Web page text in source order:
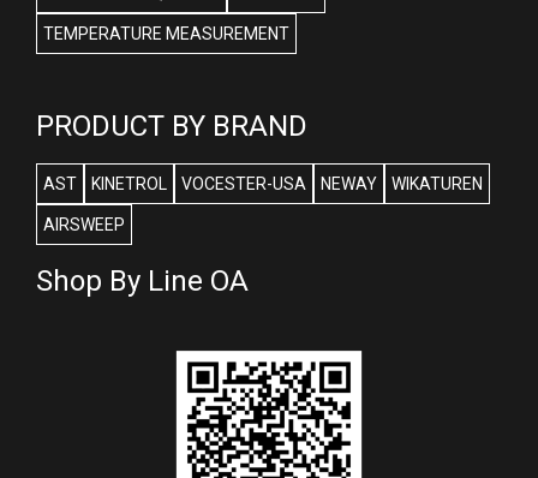
TEMPERATURE MEASUREMENT
PRODUCT BY BRAND
AST KINETROL VOCESTER-USA NEWAY WIKATUREN
AIRSWEEP
Shop By Line OA